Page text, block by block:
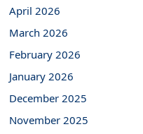
April 2026
March 2026
February 2026
January 2026
December 2025
November 2025